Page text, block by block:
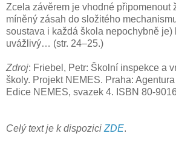
Zcela závěrem je vhodné připomenout
míněný zásah do složitého
soustava i každá škola nepochybně je)
uvážlivý… (str. 24–25.)
Zdroj: Friebel, Petr: Školní inspekce a
školy. Projekt NEMES. Praha:
Edice NEMES, svazek 4. ISBN 80-
Celý text je k dispoziciZDE.